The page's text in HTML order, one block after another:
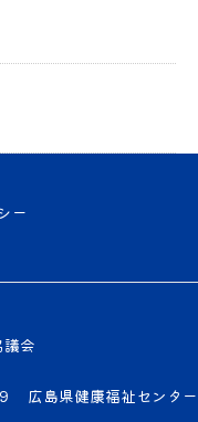
ー
会
広島県健康福祉センター